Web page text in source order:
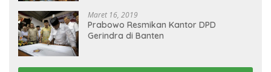
Maret 16, 2019
Prabowo Resmikan Kantor DPD
Gerindra di Banten